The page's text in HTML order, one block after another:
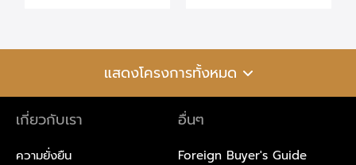
แสดงโครงการทั้งหมด
เกี่ยวกับเรา
ความยั่งยืน
อื่นๆ
Foreign Buyer's Guide